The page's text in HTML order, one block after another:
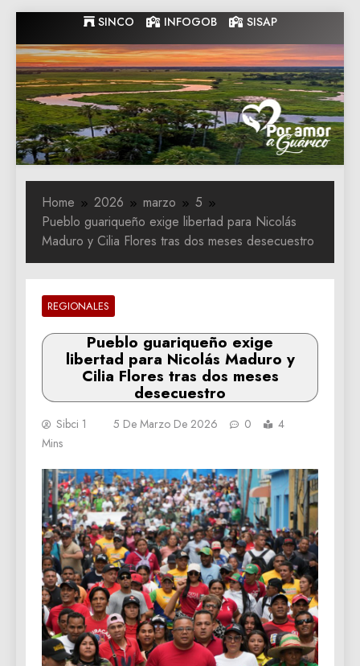
to
content
SINCO INFOGOB SISAP
Gobernacion
de Guarico
Gobernacion de Guarico
Home 2026 marzo
5
Pueblo guariqueño exige libertad para Nicolás
Maduro y Cilia Flores tras dos meses desecuestro
REGIONALES
Pueblo guariqueño exige
libertad para Nicolás Maduro y
Cilia Flores tras dos meses
desecuestro
Sibci 1 5 De Marzo De 2026 0
4
Mins